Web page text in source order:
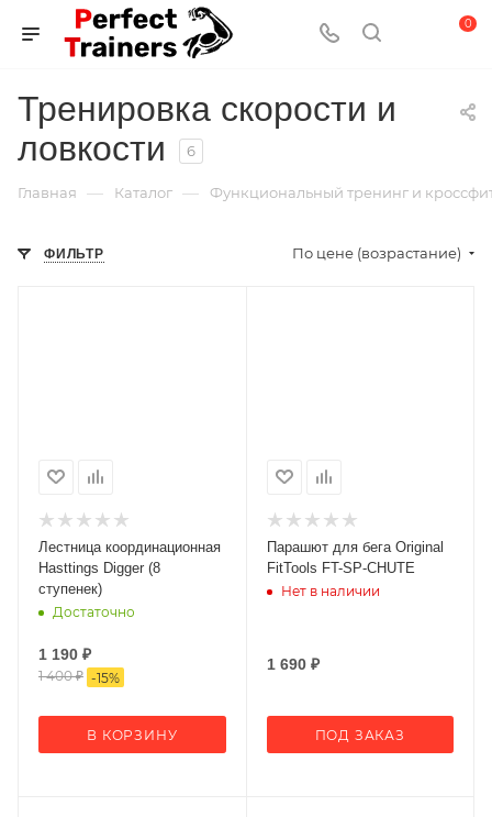
0
Тренировка скорости и
ловкости
6
Главная — Каталог — Функциональный тренинг и
ФИЛЬТР По цене (возрастание)
Лестница координационная
Hasttings Digger (8
ступенек)
Достаточно
1 190 ₽
1 400₽ -15%
В КОРЗИНУ
Парашют для бега Original
FitTools FT-SP-CHUTE
Нет в наличии
1 690₽
ПОД ЗАКАЗ